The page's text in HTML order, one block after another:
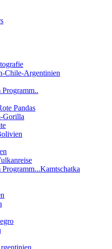
Chile-Argentinien
Pandas
Gorilla